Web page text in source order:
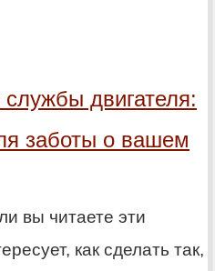
двигателя:
заботы о вашем
вы читаете эти
как сделать так,